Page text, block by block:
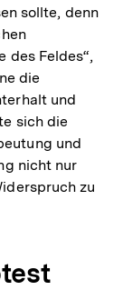
sollte, denn
des Feldes“,
die
und
sich die
und
nicht nur
zu